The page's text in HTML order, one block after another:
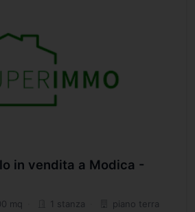
in vendita a Modica -
mq 1 stanza piano terra